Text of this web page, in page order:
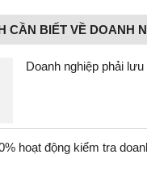
CẦN BIẾT VỀ DOANH
Doanh nghiệp phải
hoạt động kiểm tra